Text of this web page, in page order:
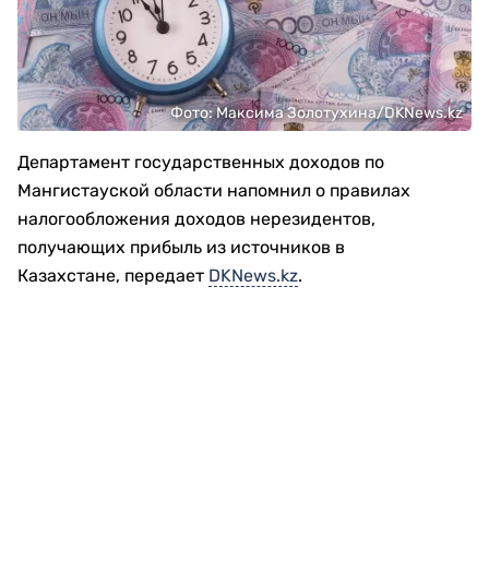
Фото: Максима Золотухина/DKNews.kz
Департамент государственных доходов по
Мангистауской области напомнил о правилах
налогообложения доходов нерезидентов,
получающих прибыль из источников в
Казахстане, передает DKNews.kz.